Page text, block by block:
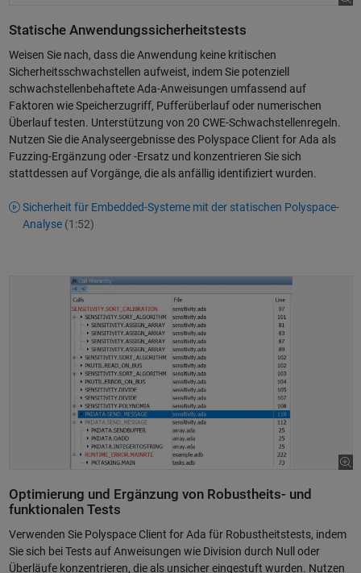
Statische Anwendungssicherheitstests
Weisen Sie nach, dass die Anwendung keine kritischen
Sicherheitsschwachstellen aufweist, indem Sie potenziell
schwachstellenbehaftete Ada-Anweisungen umfassend auf
Faktoren wie Speicherzugriff, Pufferüberlauf oder numerischen
Überlauf testen. Unterstützung von 20 CWE-Schwachstellenregeln.
Nutzen Sie die Analyseergebnisse des Polyspace Client for Ada als
Fuzzing-Ergänzung oder -Ersatz und konzentrieren Sie sich
stattdessen auf Vorgänge, die als anfällig identifiziert wurden.
Sicherheit für Embedded-Systeme mit der statischen Polyspace-
Analyse (1:52)
Optimierung und Ergänzung von Robustheits- und
funktionalen Tests
Verwenden Sie Polyspace Client for Ada für Robustheitstests, indem
Sie sich bei Tests auf Anweisungen wie Division durch Null oder
Überläufe konzentrieren, die als unsicher eingestuft wurden. Nutzen